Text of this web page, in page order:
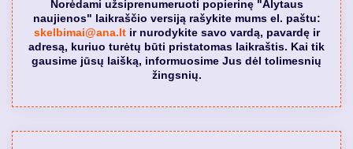
Norėdami užsiprenumeruoti popierinę "Alytaus
naujienos" laikraščio versiją rašykite mums el. paštu:
skelbimai@ana.ltir nurodykite savo vardą, pavardę ir
adresą, kuriuo turėtų būti pristatomas laikraštis. Kai tik
gausime jūsų laišką, informuosime Jus dėl tolimesnių
žingsnių.